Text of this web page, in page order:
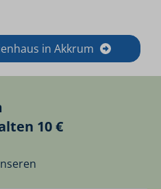
in Akkrum
10 €